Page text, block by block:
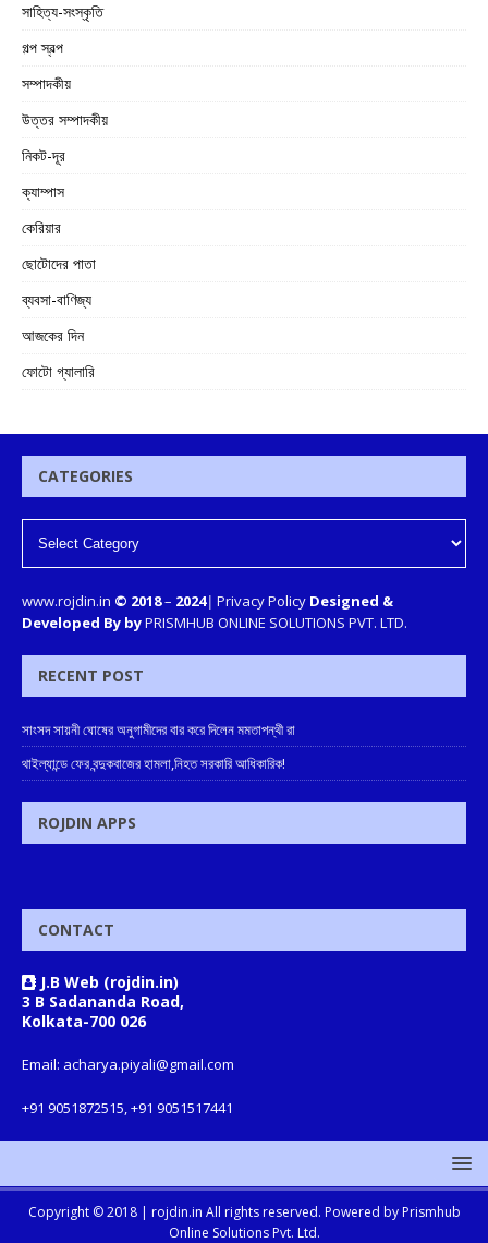
সাহিত্য-সংস্কৃতি
গল্প স্বল্প
সম্পাদকীয়
উত্তর সম্পাদকীয়
নিকট-দূর
ক্যাম্পাস
কেরিয়ার
ছোটোদের পাতা
ব্যবসা-বাণিজ্য
আজকের দিন
ফোটো গ্যালারি
CATEGORIES
www.rojdin.in © 2018– 2024| Privacy Policy Designed &
Developed By byPRISMHUB ONLINE SOLUTIONS PVT. LTD.
RECENT POST
সাংসদ সায়নী ঘোষের অনুগামীদের বার করে দিলেন মমতাপন্থী রা
থাইল্যান্ডে ফের বন্দুকবাজের হামলা,নিহত সরকারি আধিকারিক!
ROJDIN APPS
CONTACT
J.B Web (rojdin.in)
3 B Sadananda Road,
Kolkata-700 026
Email: acharya.piyali@gmail.com
+91 9051872515, +91 9051517441
Copyright © 2018 | rojdin.in All rights reserved. Powered by Prismhub
Online Solutions Pvt. Ltd.